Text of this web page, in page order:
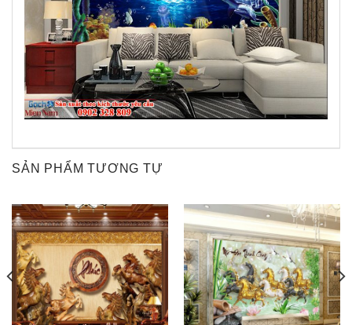
SẢN PHẨM TƯƠNG TỰ